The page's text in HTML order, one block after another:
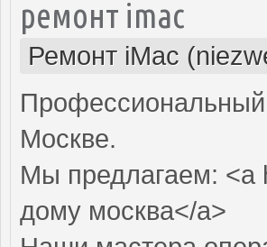
ремонт imac
Ремонт iMac
Профессиональный
Москве.
Мы предлагаем: <a
дому москва</a>